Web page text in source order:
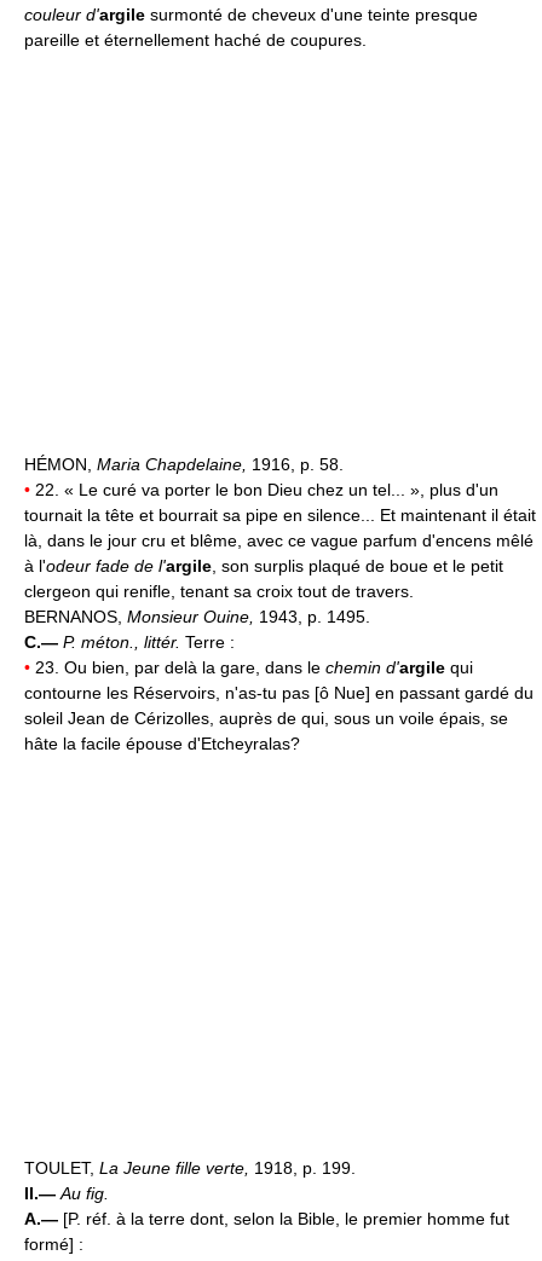
couleur d'argile surmonté de cheveux d'une teinte presque
pareille et éternellement haché de coupures.
HÉMON, Maria Chapdelaine, 1916, p. 58.
• 22. « Le curé va porter le bon Dieu chez un tel... », plus d'un
tournait la tête et bourrait sa pipe en silence... Et maintenant il était
là, dans le jour cru et blême, avec ce vague parfum d'encens mêlé
à l'odeur fade de l'argile , son surplis plaqué de boue et le petit
clergeon qui renifle, tenant sa croix tout de travers.
BERNANOS, Monsieur Ouine, 1943, p. 1495.
C.— P. méton., littér. Terre :
• 23. Ou bien, par delà la gare, dans le chemin d'argile qui
contourne les Réservoirs, n'as-tu pas [ô Nue] en passant gardé du
soleil Jean de Cérizolles, auprès de qui, sous un voile épais, se
hâte la facile épouse d'Etcheyralas?
TOULET, La Jeune fille verte, 1918, p. 199.
II.— Au fig.
A.— [P. réf. à la terre dont, selon la Bible, le premier homme fut
formé] :